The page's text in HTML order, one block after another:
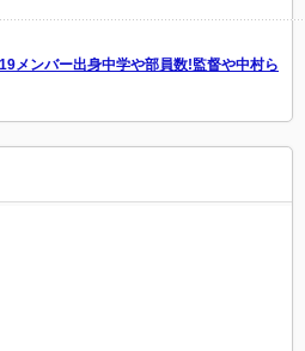
メンバー出身中学や部員数!監督や中村ら